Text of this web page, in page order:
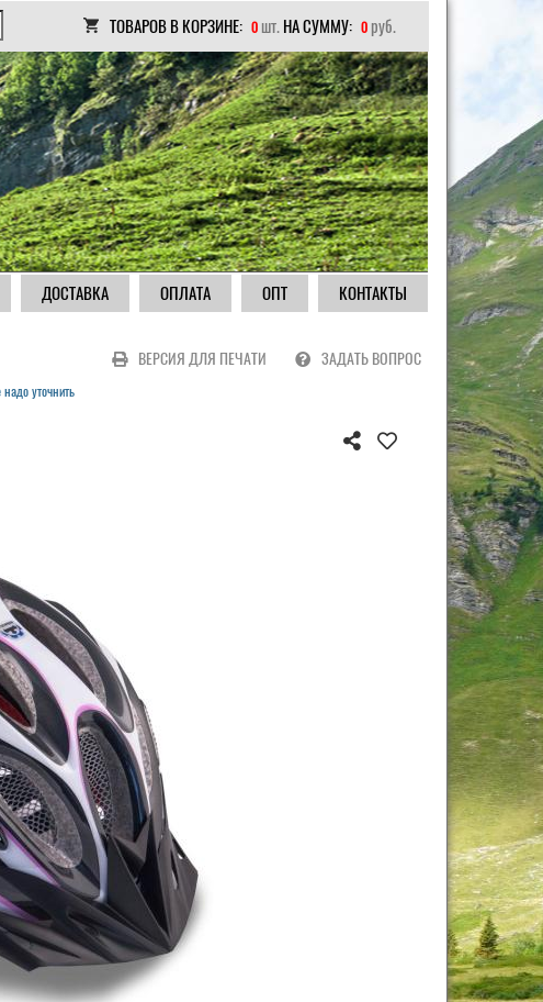
ТОВАРОВ В КОРЗИНЕ: 0 шт. НА СУММУ: 0 руб.
ДОСТАВКА ОПЛАТА ОПТ КОНТАКТЫ
ВЕРСИЯ ДЛЯ ПЕЧАТИ ЗАДАТЬ ВОПРОС
уточнить